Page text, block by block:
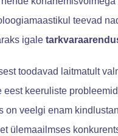
teevad
igale
toodavad laitmatult
eest keeruliste
on veelgi enam
ülemaailmses